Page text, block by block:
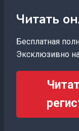
Читать
Бесплатная
Эксклюзивно